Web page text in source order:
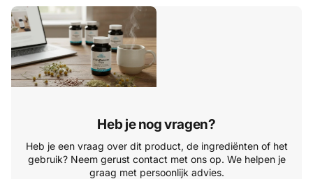
Heb je nog vragen?
Heb je een vraag over dit product, de ingrediënten of het
gebruik? Neem gerust contact met ons op. We helpen je
graag met persoonlijk advies.